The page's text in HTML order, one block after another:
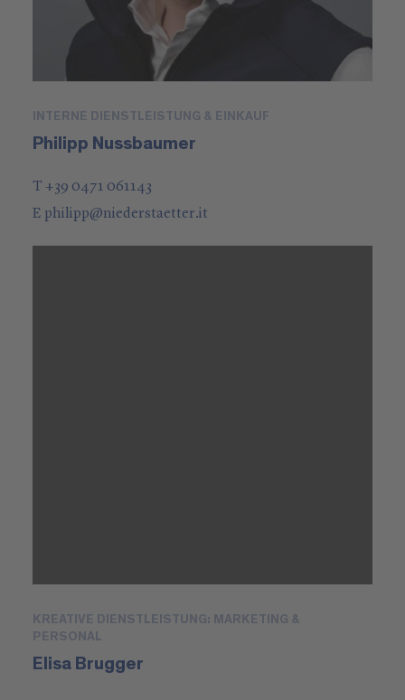
INTERNE DIENSTLEISTUNG & EINKAUF
Philipp Nussbaumer
T +39 0471 061143
E philipp@niederstaetter.it
KREATIVE DIENSTLEISTUNG: MARKETING &
PERSONAL
Elisa Brugger